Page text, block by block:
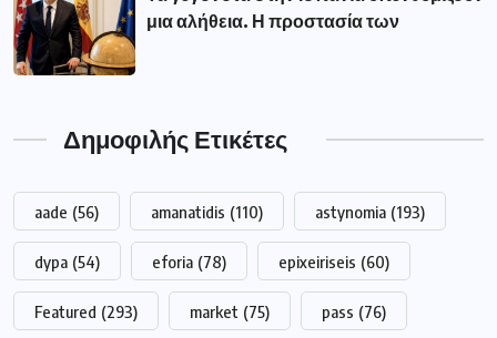
μια αλήθεια. Η προστασία των
Δημοφιλής Ετικέτες
aade (56) amanatidis (110) astynomia (193)
dypa (54) eforia (78) epixeiriseis (60)
Featured (293) market (75) pass (76)